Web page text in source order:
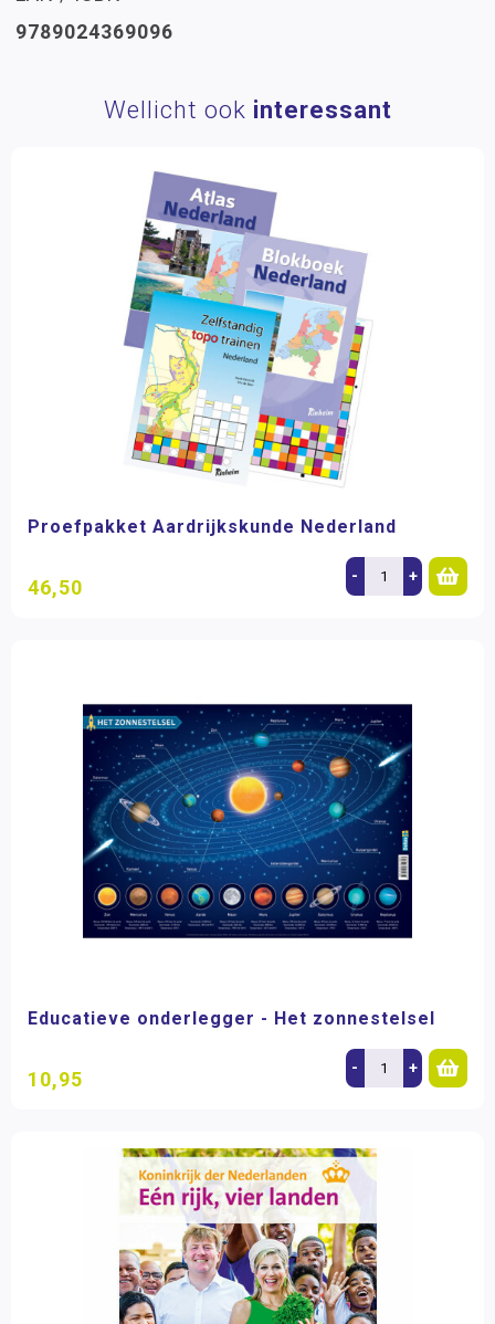
9789024369096
Wellicht ook interessant
Proefpakket Aardrijkskunde Nederland
46,50 - +
Educatieve onderlegger - Het zonnestelsel
10,95 - +